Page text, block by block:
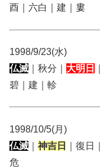
酉｜六白｜建｜婁
1998/9/23(水)
仏滅 ｜秋分｜ 大明日
碧｜建｜軫
1998/10/5(月)
仏滅
神吉日 ｜復日｜
危